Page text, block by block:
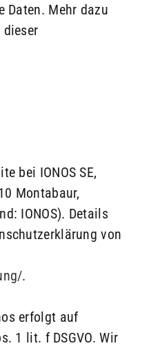
Daten. Mehr dazu
dieser
bei IONOS SE,
Montabaur,
IONOS). Details
von
.
erfolgt auf
1 lit. f DSGVO. Wir